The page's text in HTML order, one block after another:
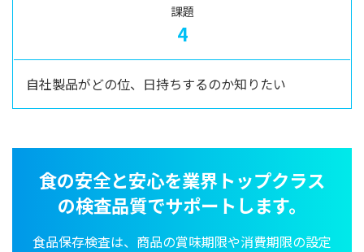
課題
4
自社製品がどの位、日持ちするのか知りたい
食の安全と安心を業界トップクラス
の検査品質でサポートします。
食品保存検査は、商品の賞味期限や消費期限の設定